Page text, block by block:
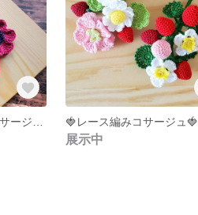
🍓レース編みコサージュ🍓
展示中